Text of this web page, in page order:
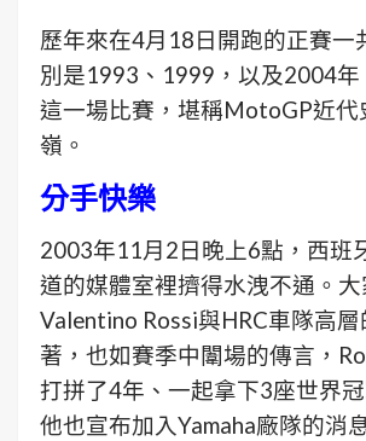
歷年來在4月18日開跑的正賽一
別是1993、1999，以及2004
這一場比賽，堪稱MotoGP近代
嶺。
分手快樂
2003年11月2日晚上6點，西班
道的媒體室裡擠得水洩不通。
Valentino Rossi與HRC車隊高
著，也如賽季中闈場的傳言，
打拼了4年、一起拿下3座世界冠
他也宣布加入Yamaha廠隊的消